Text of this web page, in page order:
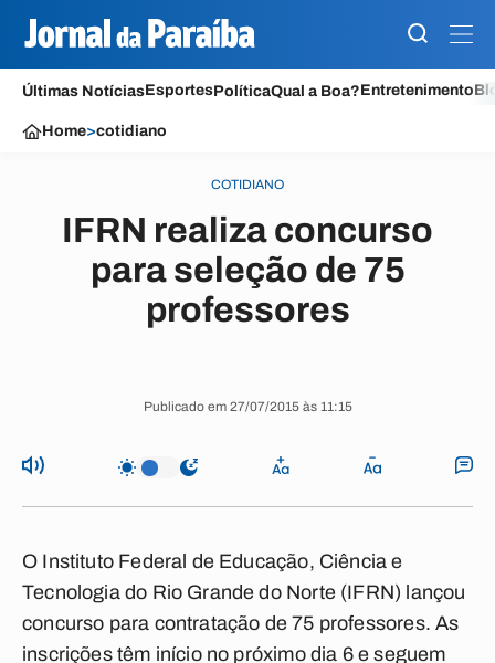
Últimas NotíciasEsportesPolíticaQual a Boa?Entretenimento
Home>cotidiano
COTIDIANO
IFRN realiza concurso
para seleção de 75
professores
Publicado em 27/07/2015 às 11:15
O Instituto Federal de Educação, Ciência e
Tecnologia do Rio Grande do Norte (IFRN) lançou
concurso para contratação de 75 professores. As
inscrições têm início no próximo dia 6 e seguem